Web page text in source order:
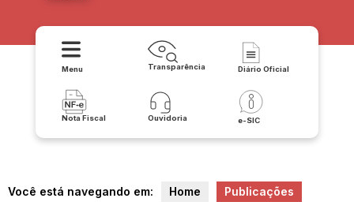
Menu Transparência Diário Oficial
Nota Fiscal Ouvidoria e-SIC
Você está navegando em: Home Publicações